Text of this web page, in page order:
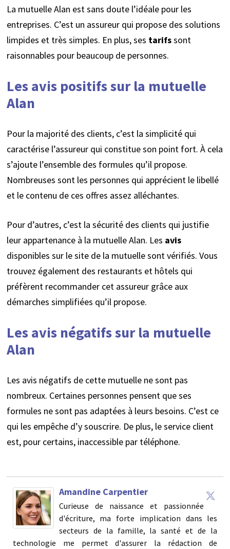
La mutuelle Alan est sans doute l’idéale pour les
entreprises. C’est un assureur qui propose des solutions
limpides et très simples. En plus, ses tarifssont
raisonnables pour beaucoup de personnes.
Les avis positifs sur la mutuelle
Alan
Pour la majorité des clients, c’est la simplicité qui
caractérise l’assureur qui constitue son point fort. À cela
s’ajoute l’ensemble des formules qu’il propose.
Nombreuses sont les personnes qui apprécient le libellé
et le contenu de ces offres assez alléchantes.
Pour d’autres, c’est la sécurité des clients qui justifie
leur appartenance à la mutuelle Alan. Les avis
disponibles sur le site de la mutuelle sont vérifiés. Vous
trouvez également des restaurants et hôtels qui
préfèrent recommander cet assureur grâce aux
démarches simplifiées qu’il propose.
Les avis négatifs sur la mutuelle
Alan
Les avis négatifs de cette mutuelle ne sont pas
nombreux. Certaines personnes pensent que ses
formules ne sont pas adaptées à leurs besoins. C’est ce
qui les empêche d’y souscrire. De plus, le service client
est, pour certains, inaccessible par téléphone.
Amandine Carpentier
Curieuse de naissance et passionnée
d'écriture, ma forte implication dans les
secteurs de la famille, la santé et de la
technologie me permet d'assurer la rédaction de